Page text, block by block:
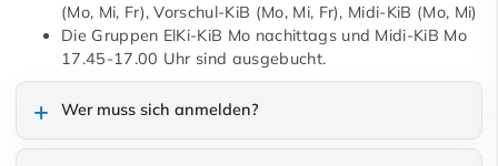
(Mo, Mi, Fr), Vorschul-KiB (Mo, Mi, Fr), Midi-KiB (Mo, Mi)
Die Gruppen ElKi-KiB Mo nachittags und Midi-KiB Mo
17.45-17.00 Uhr sind ausgebucht.
Wer muss sich anmelden?